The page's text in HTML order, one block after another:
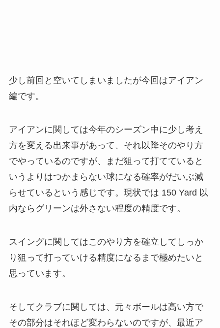
少し前回と空いてしまいましたが今回はアイアン
編です。
アイアンに関しては今年のシーズン中に少し考え
方を変える出来事があって、それ以降そのやり方
でやっているのですが、まだ狙って打てていると
いうよりはつかまらない球になる確率がだいぶ減
らせているという感じです。現状では 150 Yard 以
内ならグリーンは外さない程度の精度です。
スイングに関してはこのやり方を確立してしっか
り狙って打っていける精度になるまで極めたいと
思っています。
そしてクラブに関しては、元々ボールは高い方で
その部分はそれほど変わらないのですが、最近ア